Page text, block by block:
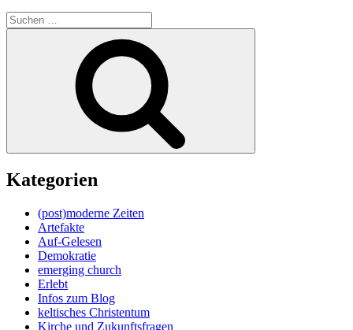
Suche
nach:
Kategorien
(post)moderne Zeiten
Artefakte
Auf-Gelesen
Demokratie
emerging church
Erlebt
Infos zum Blog
keltisches Christentum
Kirche und Zukunftsfragen